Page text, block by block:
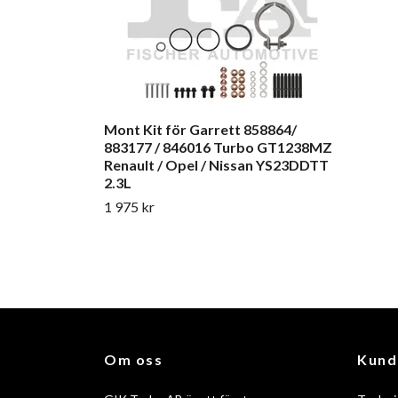
Mont Kit för Garrett 858864/
883177 / 846016 Turbo GT1238MZ
Renault / Opel / Nissan YS23DDTT
2.3L
1 975 kr
Om oss